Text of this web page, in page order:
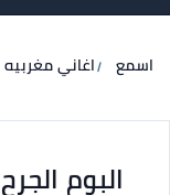
اسمع اغاني مغربيه
البوم